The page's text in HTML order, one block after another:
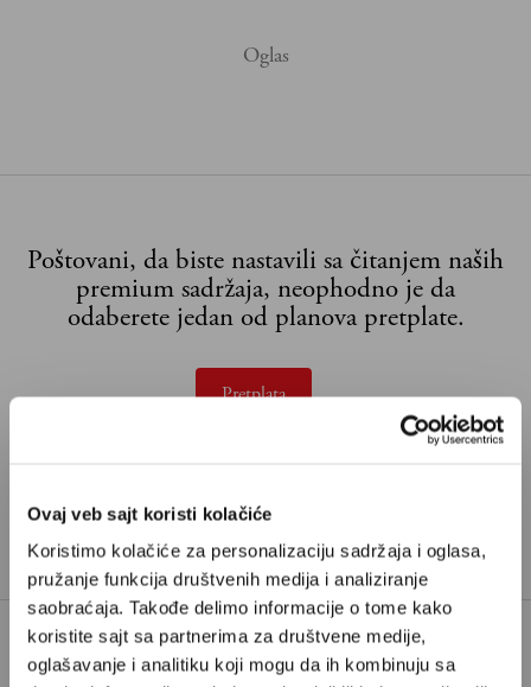
Ovaj veb sajt koristi kolačiće
Koristimo kolačiće za personalizaciju sadržaja i oglasa,
pružanje funkcija društvenih medija i analiziranje
saobraćaja. Takođe delimo informacije o tome kako
koristite sajt sa partnerima za društvene medije,
oglašavanje i analitiku koji mogu da ih kombinuju sa
Poštovani, da biste nastavili sa čitanjem naših
premium sadržaja, neophodno je da
odaberete jedan od planova pretplate.
Pretplata
Đuro Radosavovićje pisac i kolumnista iz Podgorice,
stalni saradnik Velikih priča.